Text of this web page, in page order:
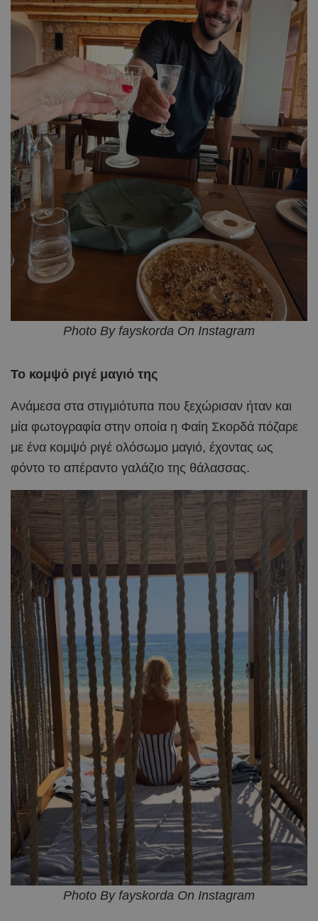
Photo By fayskorda On Instagram
Το κομψό ριγέ μαγιό της
Ανάμεσα στα στιγμιότυπα που ξεχώρισαν ήταν και
μία φωτογραφία στην οποία η Φαίη Σκορδά πόζαρε
με ένα κομψό ριγέ ολόσωμο μαγιό, έχοντας ως
φόντο το απέραντο γαλάζιο της θάλασσας.
Photo By fayskorda On Instagram